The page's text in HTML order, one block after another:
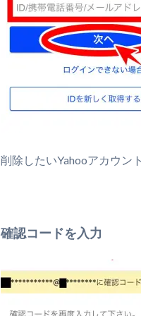
削除したいYahooアカウン
確認コードを入力